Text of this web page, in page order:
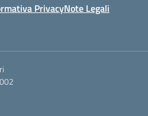
PrivacyNote Legali